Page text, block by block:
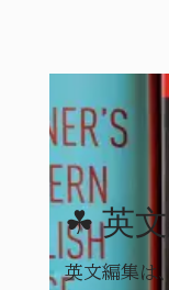
☘ 英文
英文編集は